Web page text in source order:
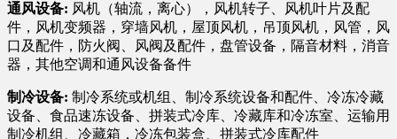
通风设备: 风机（轴流，离心），风机转子、风机叶片及配
件，风机变频器，穿墙风机，屋顶风机，吊顶风机，风管，风
口及配件，防火阀、风阀及配件，盘管设备，隔音材料，消音
器，其他空调和通风设备备件
制冷设备: 制冷系统或机组、制冷系统设备和配件、冷冻冷藏
设备、食品速冻设备、拼装式冷库、冷藏库和冷冻室、运输用
制冷机组、冷藏箱，冷冻包装盒、拼装式冷库配件